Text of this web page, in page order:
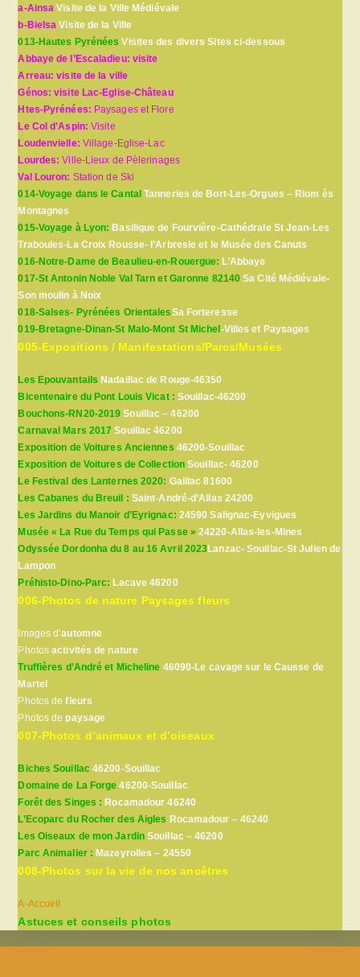
a-Ainsa Visite de la Ville Médiévale
b-Bielsa Visite de la Ville
013-Hautes Pyrénées Visites des divers Sites ci-dessous
Abbaye de l’Escaladieu: visite
Arreau: visite de la ville
Génos: visite Lac-Eglise-Château
Htes-Pyrénées: Paysages et Flore
Le Col d’Aspin:Visite
Loudenvielle: Village-Eglise-Lac
Lourdes:Ville-Lieux de Pèlerinages
Val Louron: Station de Ski
014-Voyage dans le CantalTanneries de Bort-Les-Orgues – Riom ès
Montagnes
015-Voyage à Lyon: Basilique de Fourvière-Cathédrale St Jean-Les
Traboules-La Croix Rousse- l’Arbresle et le Musée des Canuts
016-Notre-Dame de Beaulieu-en-Rouergue:L’Abbaye
017-St Antonin Noble Val Tarn et Garonne 82140 Sa Cité Médiévale-
Son moulin à Noix
018-Salses- Pyrénées OrientalesSa Forteresse
019-Bretagne-Dinan-St Malo-Mont St Michel-Villes et Paysages
005-Expositions / Manifestations/Parcs/Musées
Les Epouvantails Nadaillac de Rouge-46350
Bicentenaire du Pont Louis Vicat : Souillac-46200
Bouchons-RN20-2019Souillac – 46200
Carnaval Mars 2017 Souillac 46200
Exposition de Voitures Anciennes 46200-Souillac
Exposition de Voitures de Collection Souillac- 46200
Le Festival des Lanternes 2020: Gaillac 81600
Les Cabanes du Breuil : Saint-André-d’Allas 24200
Les Jardins du Manoir d’Eyrignac: 24590 Salignac-Eyvigues
Musée « La Rue du Temps qui Passe » 24220-Allas-les-Mines
Odyssée Dordonha du 8 au 16 Avril 2023Lanzac- Souillac-St Julien de
Lampon
Préhisto-Dino-Parc:Lacave 46200
006-Photos de nature Paysages fleurs
Images d’automne
Photosactivités de nature
Truffières d’André et Micheline 46090-Le cavage sur le Causse de
Martel
Photos defleurs
Photos depaysage
007-Photos d’animaux et d’oiseaux
Biches Souillac46200-Souillac
Domaine de La Forge 46200-Souillac
Forêt des Singes :Rocamadour 46240
L’Ecoparc du Rocher des Aigles Rocamadour – 46240
Les Oiseaux de mon JardinSouillac – 46200
Parc Animalier : Mazeyrolles – 24550
008-Photos sur la vie de nos ancêtres
A-Accueil
Astuces et conseils photos